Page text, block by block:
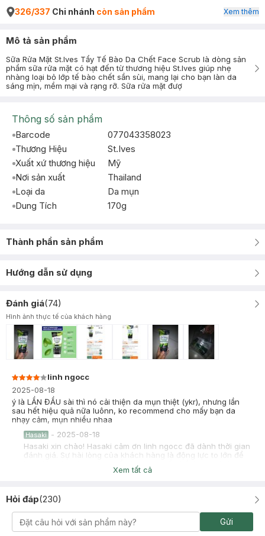
326/337 Chi nhánh còn sản phẩm Xem thêm
Mô tả sản phẩm
Sữa Rửa Mặt St.Ives Tẩy Tế Bào Da Chết Face Scrub là dòng sản
phẩm sữa rửa mặt có hạt đến từ thương hiệu St.Ives giúp nhẹ
nhàng loại bỏ lớp tế bào chết sần sùi, mang lại cho bạn làn da
sáng mịn, mềm mại và rạng rỡ. Sữa rửa mặt đượ
Thông số sản phẩm
Barcode
077043358023
Thương Hiệu
St.Ives
Xuất xứ thương hiệu
Mỹ
Nơi sản xuất
Thailand
Loại da
Da mụn
Dung Tích
170g
Thành phần sản phẩm
Hướng dẫn sử dụng
Đánh giá(74)
Hình ảnh thực tế của khách hàng
linh ngocc
2025-08-18
ý là LẦN ĐẦU sài thì nó cải thiện da mụn thiệt (ykr), nhưng lần
sau hết hiệu quả nữa luônn, ko recommend cho mấy bạn da
nhạy cảm, mụn nhiều nhaa
Hasaki - 2025-08-18
Hasaki xin chào! Hasaki cảm ơn linh ngocc đã dành thời gian
đánh giá. Sự hài lòng của khách hàng là động lực to lớn để
Hasaki ngày càng phát triển hơn nữa về chất lượng dịch vụ.
Cảm ơn bạn đã tin tưởng và mua sắm tại Hasaki!
2024-11-16
trời ơi cái mùi tẩy TBC cà phê dừa nó thơm dã man tui đi mua mà
tui tính mua loại mơ để ngừa mụn mà mở tuýp này thơm quá phải
Xem tất cả
Hỏi đáp(230)
Gửi